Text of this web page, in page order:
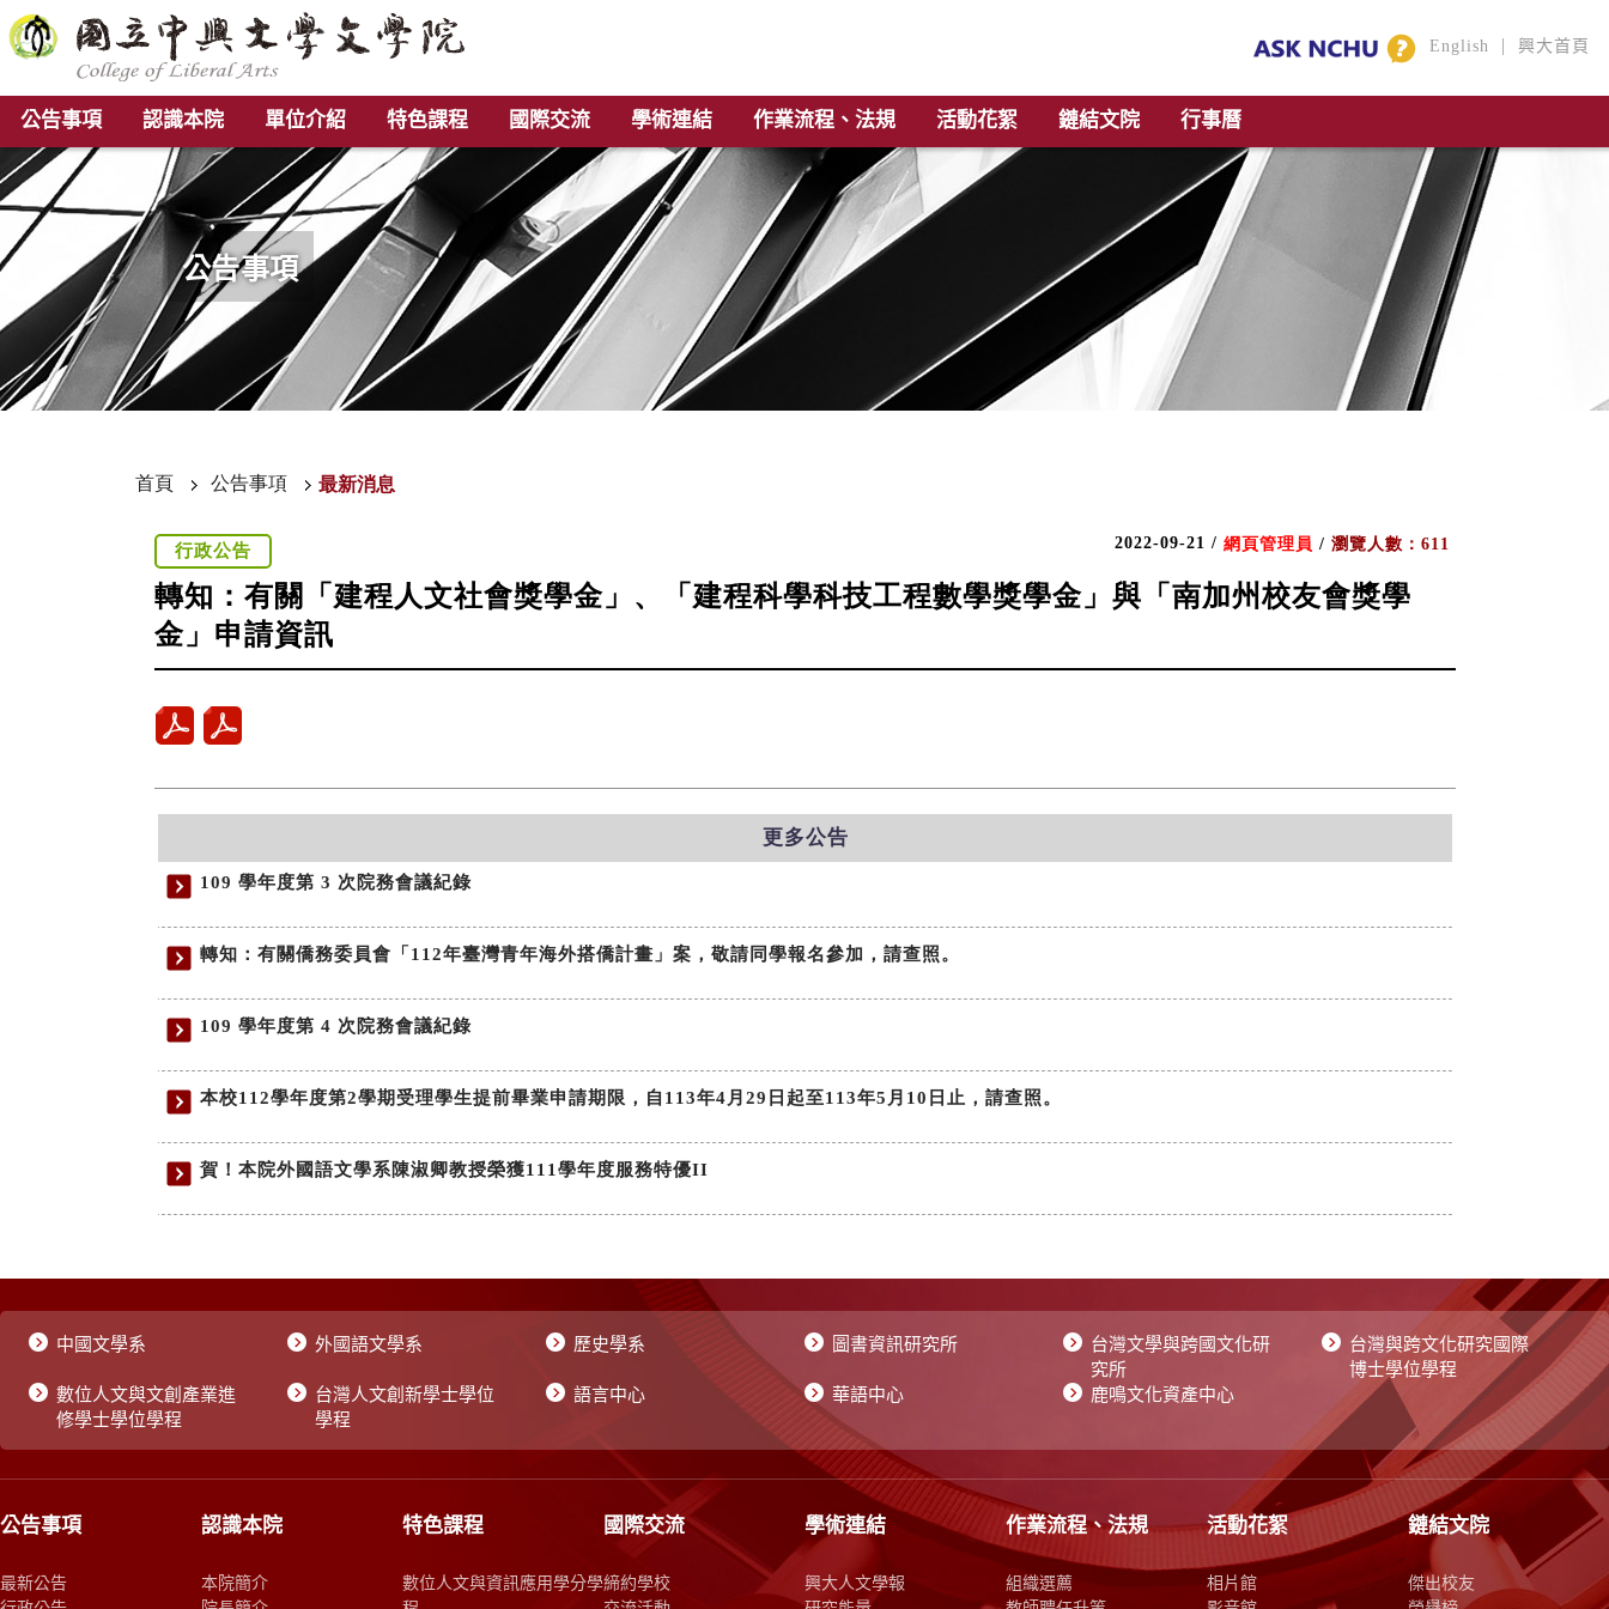
English | 興大首頁
公告事項 認識本院 單位介紹 特色課程 國際交流 學術連結 作業流程、法規 活動花絮 鏈結文院 行事曆
公告事項
中國文學系 外國語文學系 歷史學系 圖書資訊研究所
台灣文學與跨國文化研
究所
台灣與跨文化研究國際
博士學位學程
數位人文與文創產業進
修學士學位學程
台灣人文創新學士學位
學程
語言中心 華語中心 鹿鳴文化資產中心
公告事項
最新公告
認識本院
本院簡介
特色課程
數位人文與資訊應用學分學
國際交流
締約學校
學術連結
興大人文學報
作業流程、法規
組織選薦
活動花絮
相片館
鏈結文院
傑出校友